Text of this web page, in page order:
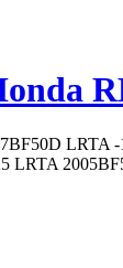
LRTA